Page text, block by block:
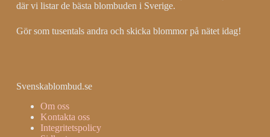
där vi listar de bästa blombuden i Sverige.
Gör som tusentals andra och skicka blommor på nätet idag!
Svenskablombud.se
Om oss
Kontakta oss
Integritetspolicy